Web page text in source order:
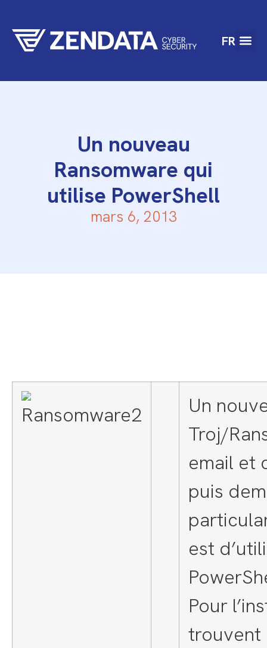
FR
Un nouveau
Ransomware qui
utilise PowerShell
mars 6, 2013
Un
Troj/
email et
puis
est
Pour
trouvent